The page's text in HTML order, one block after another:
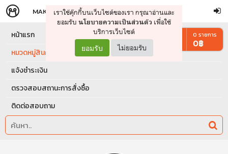
จัดการรถเข็น ดำเนินการต่อ
MAKERS STORE
เราใช้คุ๊กกี้บนเว็บไซต์ของเรา กรุณาอ่านและ
ยอมรับ นโยบายความเป็นส่วนตัว เพื่อใช้
บริการเว็บไซต์
ยอมรับ ไม่ยอมรับ
หน้าแรก
หมวดหมู่สินค้า
แจ้งชำระเงิน
ตรวจสอบสถานะการสั่งซื้อ
ติดต่อสอบถาม
0 รายการ
0฿